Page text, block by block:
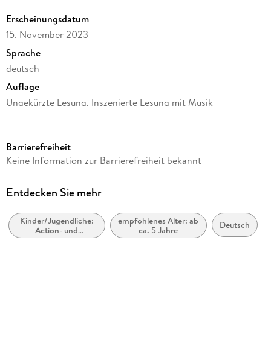
Erscheinungsdatum
15. November 2023
Sprache
deutsch
Auflage
Ungekürzte Lesung, Inszenierte Lesung mit Musik
Laufzeit
Altersempfehlung
Reihe
Der kleine Drache Kokosnuss, 33
Barrierefreiheit
Keine Information zur Barrierefreiheit bekannt
Entdecken Sie mehr
Kinder/Jugendliche:
Action- und
Abenteuergeschichten
empfohlenes Alter: ab
ca. 5 Jahre
Deutsch